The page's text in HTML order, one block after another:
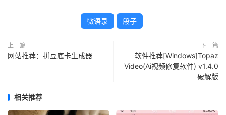
微语录 段子
上一篇
网站推荐：拼豆底卡生成器
下一篇
软件推荐[Windows]Topaz
Video(Ai视频修复软件) v1.4.0
破解版
相关推荐